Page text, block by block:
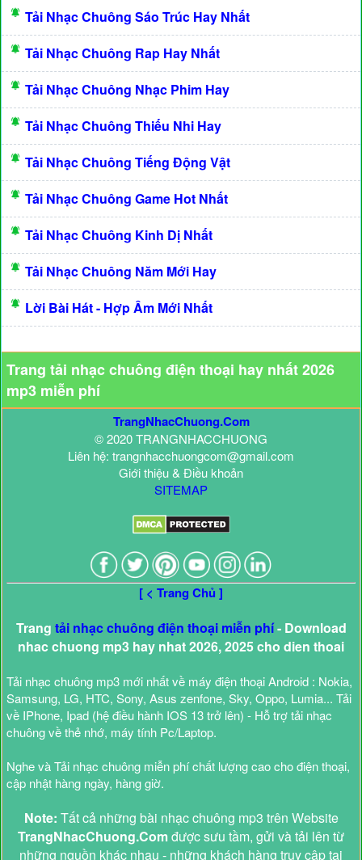
Tải Nhạc Chuông Sáo Trúc Hay Nhất
Tải Nhạc Chuông Rap Hay Nhất
Tải Nhạc Chuông Nhạc Phim Hay
Tải Nhạc Chuông Thiếu Nhi Hay
Tải Nhạc Chuông Tiếng Động Vật
Tải Nhạc Chuông Game Hot Nhất
Tải Nhạc Chuông Kinh Dị Nhất
Tải Nhạc Chuông Năm Mới Hay
Lời Bài Hát - Hợp Âm Mới Nhất
Trang tải nhạc chuông điện thoại hay nhất 2026
mp3 miễn phí
TrangNhacChuong.Com
© 2020 TRANGNHACCHUONG
Liên hệ: trangnhacchuongcom@gmail.com
Giới thiệu & Điều khoản
SITEMAP
[ < Trang Chủ ]
Trang tải nhạc chuông điện thoại miễn phí- Download
nhac chuong mp3 hay nhat 2026, 2025 cho dien thoai
Tải nhạc chuông mp3 mới nhất về máy điện thoại Android : Nokia,
Samsung, LG, HTC, Sony, Asus zenfone, Sky, Oppo, Lumia... Tải
về IPhone, Ipad (hệ điều hành IOS 13 trở lên) - Hỗ trợ tải nhạc
chuông về thẻ nhớ, máy tính Pc/Laptop.
Nghe và Tải nhạc chuông miễn phí chất lượng cao cho điện thoại,
cập nhật hàng ngày, hàng giờ.
Note: Tất cả những bài nhạc chuông mp3 trên Website
TrangNhacChuong.Comđược sưu tầm, gửi và tải lên từ
những nguồn khác nhau - những khách hàng truy cập tại